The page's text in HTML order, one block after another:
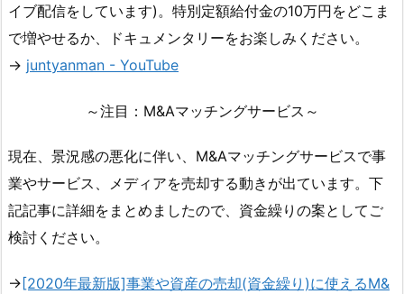
イブ配信をしています)。特別定額給付金の10万円をどこま
で増やせるか、ドキュメンタリーをお楽しみください。
→ juntyanman - YouTube
～注目：M&Aマッチングサービス～
現在、景況感の悪化に伴い、M&Aマッチングサービスで事
業やサービス、メディアを売却する動きが出ています。下
記記事に詳細をまとめましたので、資金繰りの案としてご
検討ください。
→ [2020年最新版]事業や資産の売却(資金繰り)に使えるM&